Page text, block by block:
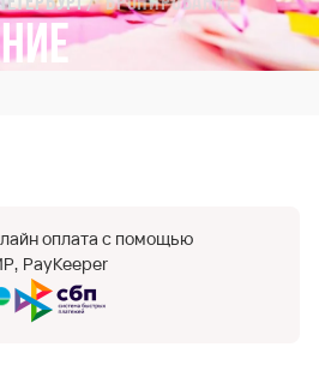
оплата с помощью
PayKeeper